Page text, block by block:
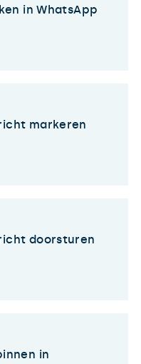
in WhatsApp
markeren
doorsturen
in